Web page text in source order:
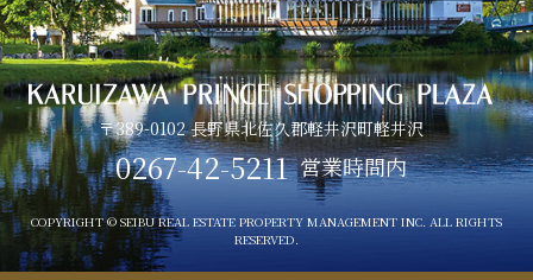
〒389-0102 長野県北佐久郡軽井沢町軽井沢
0267-42-5211 営業時間内
COPYRIGHT © SEIBU REAL ESTATE PROPERTY MANAGEMENT INC. ALL RIGHTS
RESERVED.